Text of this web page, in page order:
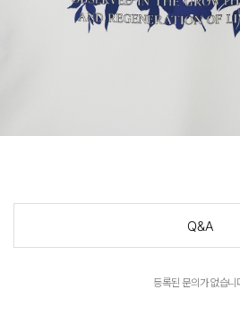
Q&A
등록된 문의가 없습니